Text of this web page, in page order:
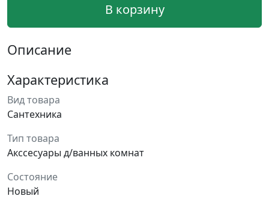
В корзину
Описание
Характеристика
Вид товара
Сантехника
Тип товара
Акссесуары д/ванных комнат
Состояние
Новый